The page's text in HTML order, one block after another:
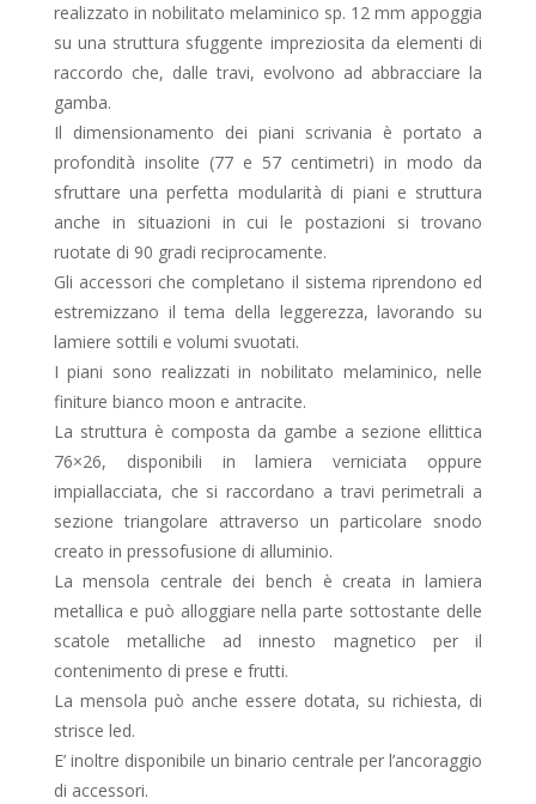
realizzato in nobilitato melaminico sp. 12 mm appoggia
su una struttura sfuggente impreziosita da elementi di
raccordo che, dalle travi, evolvono ad abbracciare la
gamba.
Il dimensionamento dei piani scrivania è portato a
profondità insolite (77 e 57 centimetri) in modo da
sfruttare una perfetta modularità di piani e struttura
anche in situazioni in cui le postazioni si trovano
ruotate di 90 gradi reciprocamente.
Gli accessori che completano il sistema riprendono ed
estremizzano il tema della leggerezza, lavorando su
lamiere sottili e volumi svuotati.
I piani sono realizzati in nobilitato melaminico, nelle
finiture bianco moon e antracite.
La struttura è composta da gambe a sezione ellittica
76×26, disponibili in lamiera verniciata oppure
impiallacciata, che si raccordano a travi perimetrali a
sezione triangolare attraverso un particolare snodo
creato in pressofusione di alluminio.
La mensola centrale dei bench è creata in lamiera
metallica e può alloggiare nella parte sottostante delle
scatole metalliche ad innesto magnetico per il
contenimento di prese e frutti.
La mensola può anche essere dotata, su richiesta, di
strisce led.
E’ inoltre disponibile un binario centrale per l’ancoraggio
di accessori.